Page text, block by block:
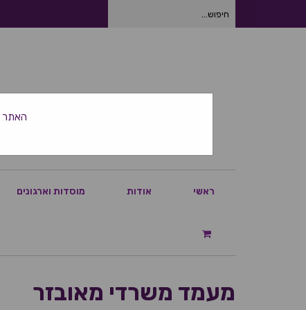
חיפוש
ראשי אודות מוסדות וארגונים
מעמד משרדי מאובזר
האתר סגור